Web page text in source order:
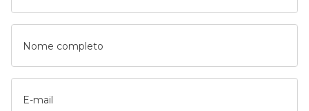
Nome completo
E-mail